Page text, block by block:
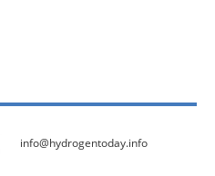
info@hydrogentoday.info